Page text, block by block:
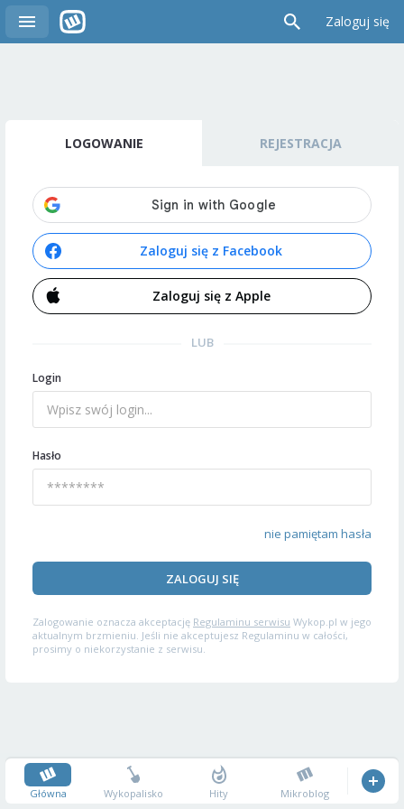
Zaloguj się
LOGOWANIE REJESTRACJA
Zaloguj się z Facebook
Zaloguj się z Apple
LUB
Login
Hasło
nie pamiętam hasła
ZALOGUJ SIĘ
Zalogowanie oznacza akceptację Regulaminu serwisu Wykop.pl w jego
aktualnym brzmieniu. Jeśli nie akceptujesz Regulaminu w całości,
prosimy o niekorzystanie z serwisu.
Główna Wykopalisko Hity Mikroblog